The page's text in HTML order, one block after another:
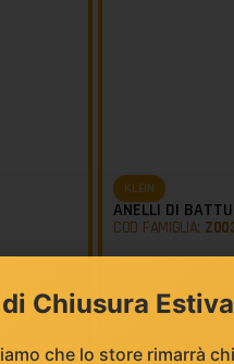
10.269,96
€8.113,27
KLEIN
ANELLI DI
COD FAMIGLIA:
Chiusura
che lo store rimarrà